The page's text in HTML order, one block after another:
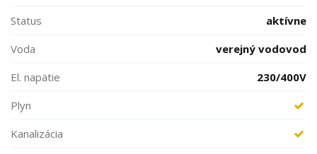
Status
aktívne
Voda
verejný vodovod
El. napätie
230/400V
Plyn
Kanalizácia